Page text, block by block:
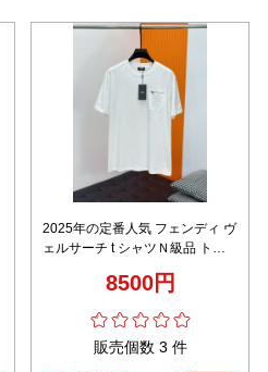
2025年の定番人気 フェンディ ヴ
ェルサーチ t シャツＮ級品 トッ
8500円
販売個数 3 件